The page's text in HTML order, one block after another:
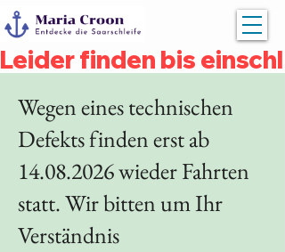
Leider finden bis
Wegen eines technischen
Defekts finden erst ab
14.08.2026wieder Fahrten
statt. Wir bitten um Ihr
Verständnis